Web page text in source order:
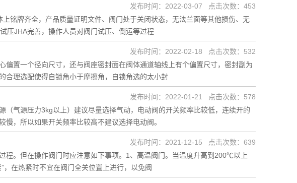
铭牌齐全，产品质量证明文件、阀门处于关闭状态，无法兰面等其他损伤、无
压JHA完善，操作人员对阀门试压、倒运等过程
发布时间：2022-03-07 点击次数：453
置一个径向尺寸，还与阀座密封面在阀体通道轴线上有个偏置尺寸，密封副为
合理选配使得自锁角小于摩擦角，自锁角选的太小封
发布时间：2022-02-18 点击次数：532
气源压力3kg以上）建议尽量选择气动，电动阀的开关频率比较低，连续开的
，所以如果开关频率比较高不建议选择电动阀。
发布时间：2022-01-21 点击次数：578
程。但在操作阀门时应注意如下事项。1、高温阀门。当温度升高到200℃以上
，在热紧时不宜在阀门全关位置上进行，以免阀
发布时间：2021-12-15 点击次数：639